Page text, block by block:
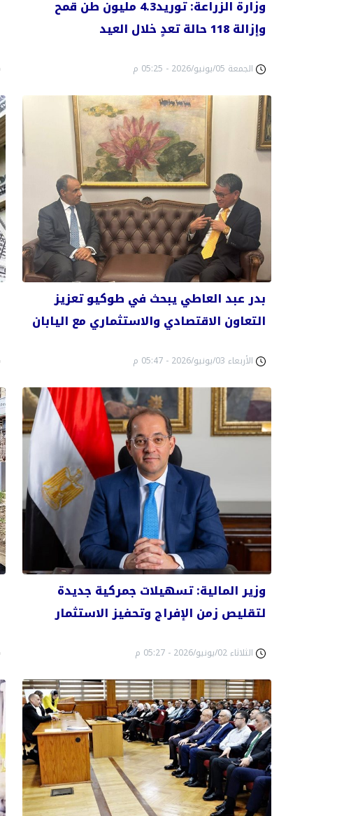
وزارة الزراعة: توريد4.3 مليون طن قمح
وإزالة 118 حالة تعدٍ خلال العيد
الجمعة 05/يونيو/2026 - 05:25 م
بدر عبد العاطي يبحث في طوكيو تعزيز
التعاون الاقتصادي والاستثماري مع اليابان
الأربعاء 03/يونيو/2026 - 05:47 م
وزير المالية: تسهيلات جمركية جديدة
لتقليص زمن الإفراج وتحفيز الاستثمار
الثلاثاء 02/يونيو/2026 - 05:27 م